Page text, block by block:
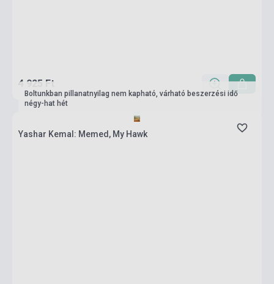
4 925 Ft
Boltunkban pillanatnyilag nem kapható, várható beszerzési idő
négy-hat hét
Yashar Kemal: Memed, My Hawk